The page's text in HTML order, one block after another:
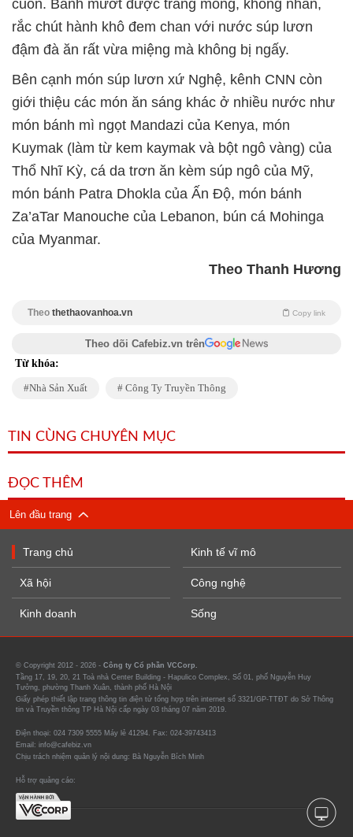
cuốn. Bánh mướt được tráng mỏng, không nhân,
rắc chút hành khô đem chan với nước súp lươn
đậm đà ăn rất vừa miệng mà không bị ngấy.
Bên cạnh món súp lươn xứ Nghệ, kênh CNN còn
giới thiệu các món ăn sáng khác ở nhiều nước như
món bánh mì ngọt Mandazi của Kenya, món
Kuymak (làm từ kem kaymak và bột ngô vàng) của
Thổ Nhĩ Kỳ, cá da trơn ăn kèm súp ngô của Mỹ,
món bánh Patra Dhokla của Ấn Độ, món bánh
Za’aTar Manouche của Lebanon, bún cá Mohinga
của Myanmar.
Theo Thanh Hương
Theo thethaovanhoa.vn Copy link
Theo dõi Cafebiz.vn trên
Từ khóa:
Nhà Sản Xuất Công Ty Truyền Thông
TIN CÙNG CHUYÊN MỤC
ĐỌC THÊM
Lên đầu trang
Trang chủ
Xã hội
Kinh doanh
Kinh tế vĩ mô
Công nghệ
Sống
© Copyright 2012 - 2026 - Công ty Cổ phần VCCorp.
Tầng 17, 19, 20, 21 Toà nhà Center Building - Hapulico Complex, Số 01, phố Nguyễn Huy
Tưởng, phường Thanh Xuân, thành phố Hà Nội
Giấy phép thiết lập trang thông tin điện tử tổng hợp trên internet số 3321/GP-TTĐT do Sở Thông
tin và Truyền thông TP Hà Nội cấp ngày 03 tháng 07 năm 2019.
Điện thoại: 024 7309 5555 Máy lẻ 41294. Fax: 024-39743413
Email: info@cafebiz.vn
Chịu trách nhiệm quản lý nội dung: Bà Nguyễn Bích Minh
Hỗ trợ quảng cáo: